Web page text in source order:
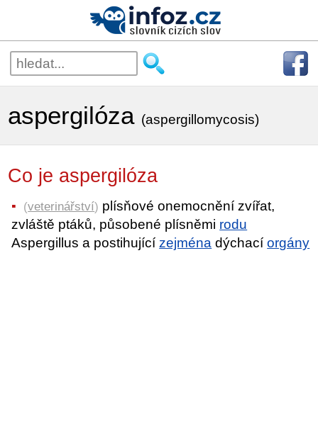
aspergilóza (aspergillomycosis)
Co je aspergilóza
(veterinářství) plísňové onemocnění zvířat,
zvláště ptáků, působené plísněmi rodu
Aspergillus a postihujícízejména dýchacíorgány